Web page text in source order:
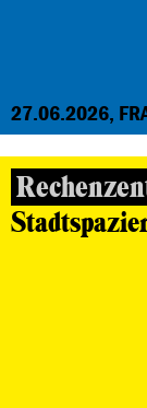
27.06.2026,